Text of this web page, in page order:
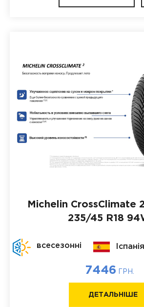
Michelin CrossClimate 2
235/45 R18
всесезонні Іспанія
7446 ГРН.
ДЕТАЛЬНІШЕ